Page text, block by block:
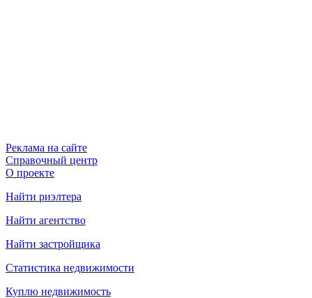
Реклама на сайте
Справочный центр
О проекте
Найти риэлтера
Найти агентство
Найти застройщика
Статистика недвижимости
Куплю недвижимость